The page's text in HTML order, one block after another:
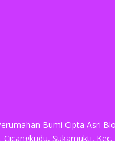
Bumi Cipta Asri
Cicangkudu, Sukamukti,